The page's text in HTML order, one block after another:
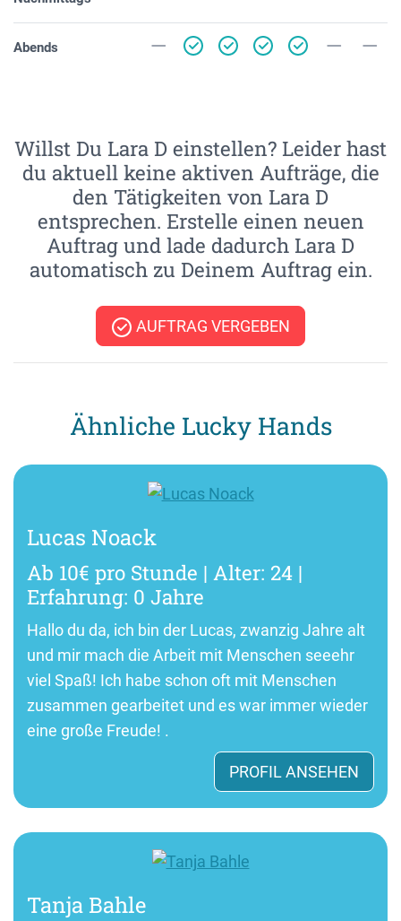
Abends
Willst Du Lara D einstellen? Leider hast
du aktuell keine aktiven Aufträge, die
den Tätigkeiten von Lara D
entsprechen. Erstelle einen neuen
Auftrag und lade dadurch Lara D
automatisch zu Deinem Auftrag ein.
AUFTRAG VERGEBEN
Ähnliche Lucky Hands
Lucas Noack
Ab 10€ pro Stunde | Alter: 24 |
Erfahrung: 0 Jahre
Hallo du da, ich bin der Lucas, zwanzig Jahre alt
und mir mach die Arbeit mit Menschen seeehr
viel Spaß! Ich habe schon oft mit Menschen
zusammen gearbeitet und es war immer wieder
eine große Freude! .
PROFIL ANSEHEN
Tanja Bahle